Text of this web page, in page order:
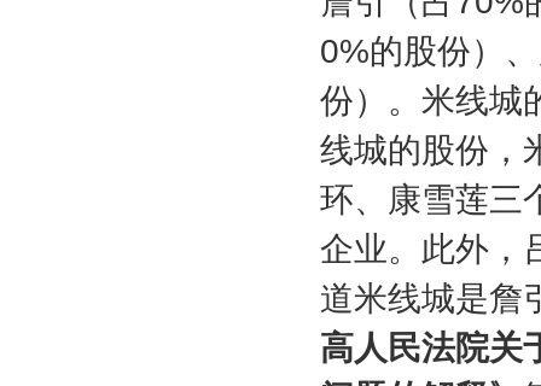
0%的股份）
份）。米线城
线城的股份，
环、康雪莲三
企业。此外，
道米线城是詹
高人民法院关